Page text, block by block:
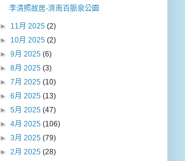
李清照故居-濟南百脈泉公園
► 11月 2025(2)
► 10月 2025(2)
►9月 2025(6)
►8月 2025(3)
►7月 2025(10)
►6月 2025(13)
►5月 2025(47)
►4月 2025(106)
►3月 2025(79)
►2月 2025(28)